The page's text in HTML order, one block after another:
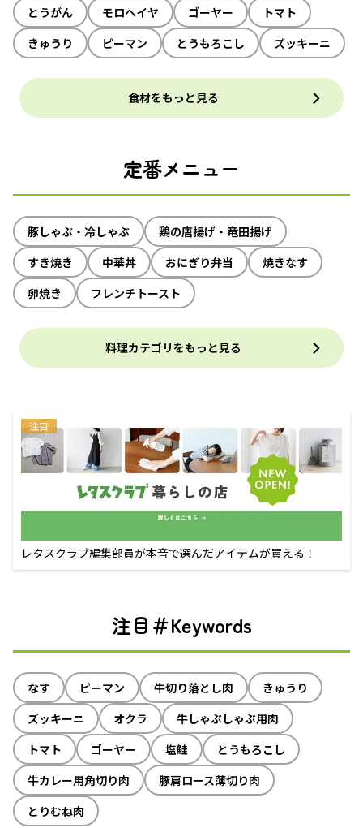
とうがん モロヘイヤ ゴーヤー
トマト
きゅうり
ピーマン とうもろこし ズッキーニ
食材をもっと見る
定番メニュー
豚しゃぶ・冷しゃぶ
鶏の唐揚げ・竜田揚げ
すき焼き
中華丼 おにぎり弁当
焼きなす
卵焼き
フレンチトースト
料理カテゴリをもっと見る
注目
レタスクラブ編集部員が本音で選んだアイテムが買える！
注目＃Keywords
なす ピーマン 牛切り落とし肉
きゅうり
ズッキーニ
オクラ
牛しゃぶしゃぶ用肉
トマト
ゴーヤー 塩鮭
とうもろこし
牛カレー用角切り肉
豚肩ロース薄切り肉
とりむね肉